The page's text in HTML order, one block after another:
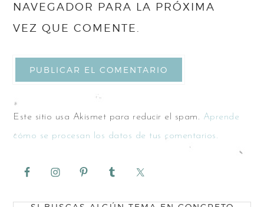
NAVEGADOR PARA LA PRÓXIMA
VEZ QUE COMENTE.
Este sitio usa Akismet para reducir el spam. Aprende
cómo se procesan los datos de tus comentarios.